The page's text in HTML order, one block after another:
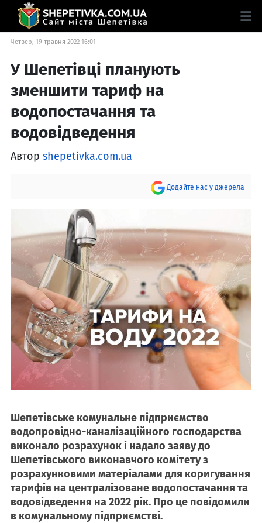
Четвер, 19 травня 2022 16:01
У Шепетівці планують
зменшити тариф на
водопостачання та
водовідведення
Автор shepetivka.com.ua
Додайте нас у джерела
Шепетівське комунальне підприємство
водопровідно-каналізаційного господарства
виконало розрахунок і надало заяву до
Шепетівського виконавчого комітету з
розрахунковими матеріалами для коригування
тарифів на централізоване водопостачання та
водовідведення на 2022 рік. Про це повідомили
в комунальному підприємстві.